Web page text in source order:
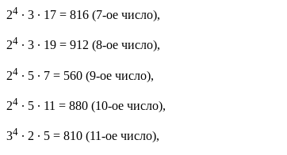
24 ∙ 3 ∙ 17 = 816 (7-ое число),
24 ∙ 3 ∙ 19 = 912 (8-ое число),
24 ∙ 5 ∙ 7 = 560 (9-ое число),
24 ∙ 5 ∙ 11 = 880 (10-ое число),
34 ∙ 2 ∙ 5 = 810 (11-ое число),